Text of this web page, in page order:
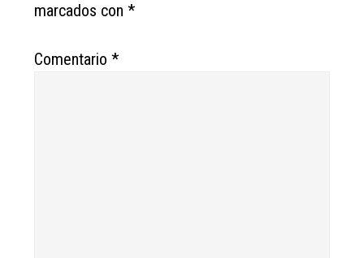
marcados con*
Comentario*